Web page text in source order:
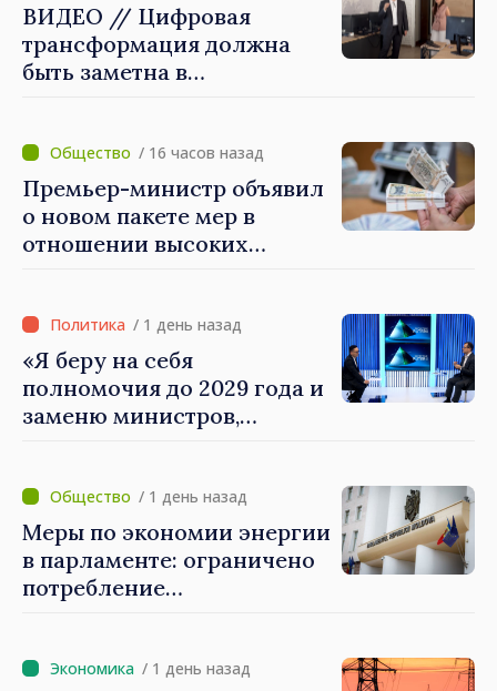
ВИДЕО // Цифровая
трансформация должна
быть заметна в
экономики: премьер-
министр Василе Тофан
посетил Агентство
электронного управления
/ 16 часов назад
Премьер-министр объявил
о новом пакете мер в
отношении высоких
/ 1 день назад
«Я беру на себя
полномочия до 2029 года и
заменю министров,
премьер-министр Василе
Тофан
/ 1 день назад
Меры по экономии энергии
в парламенте: ограничено
потребление
/ 1 день назад